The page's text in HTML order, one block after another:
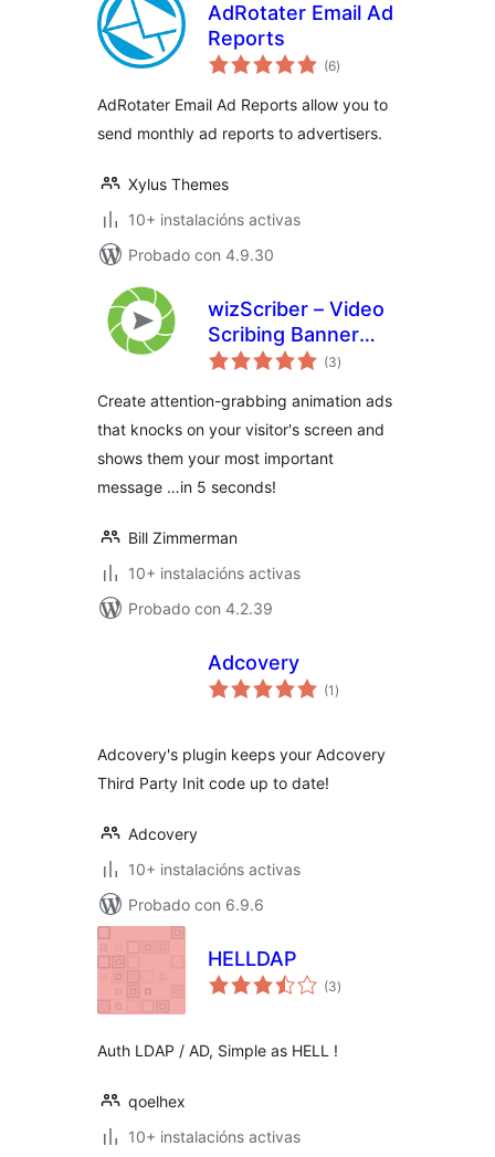
AdRotater Email Ad
Reports
(6valoracións
totais
)
AdRotater Email Ad Reports allow you to
send monthly ad reports to advertisers.
Xylus Themes
10+ instalacións activas
Probado con 4.9.30
wizScriber – Video
Scribing Banner
Ads
(3valoracións
totais
)
Create attention-grabbing animation ads
that knocks on your visitor's screen and
shows them your most important
message …in 5 seconds!
Bill Zimmerman
10+ instalacións activas
Probado con 4.2.39
Adcovery
(1 valoracións
totais
)
Adcovery's plugin keeps your Adcovery
Third Party Init code up to date!
Adcovery
10+ instalacións activas
Probado con 6.9.6
HELLDAP
(3valoracións
totais
)
Auth LDAP / AD, Simple as HELL !
qoelhex
10+ instalacións activas